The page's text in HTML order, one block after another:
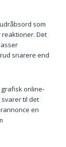
som
Det
snarere end
online-
til det
en